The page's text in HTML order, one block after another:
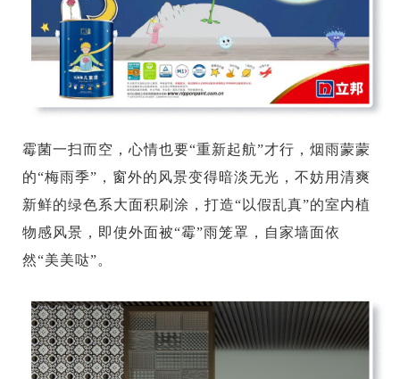
霉菌一扫而空，心情也要“重新起航”才行，烟雨蒙蒙
的“梅雨季”，窗外的风景变得暗淡无光，不妨用清爽
新鲜的绿色系大面积刷涂，打造“以假乱真”的室内植
物感风景，即使外面被“霉”雨笼罩，自家墙面依
然“美美哒”。